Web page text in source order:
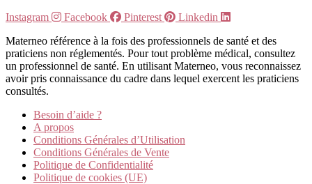
Instagram
Facebook Pinterest
Linkedin
Materneo référence à la fois des professionnels de santé et des
praticiens non réglementés. Pour tout problème médical, consultez
un professionnel de santé. En utilisant Materneo, vous reconnaissez
avoir pris connaissance du cadre dans lequel exercent les praticiens
consultés.
Besoin d’aide ?
A propos
Conditions Générales d’Utilisation
Conditions Générales de Vente
Politique de Confidentialité
Politique de cookies (UE)